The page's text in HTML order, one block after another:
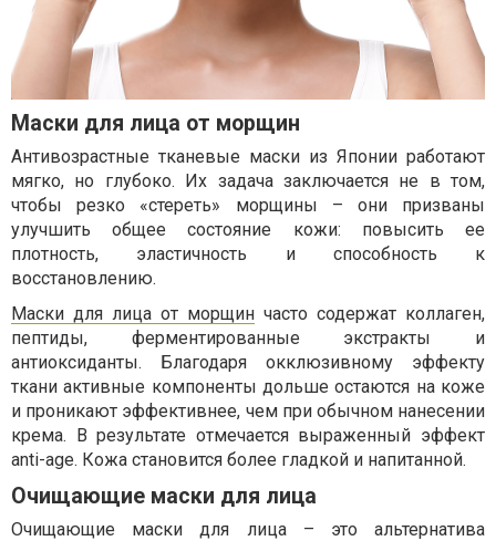
Маски для лица от морщин
Антивозрастные тканевые маски из Японии работают
мягко, но глубоко. Их задача заключается не в том,
чтобы резко «стереть» морщины – они призваны
улучшить общее состояние кожи: повысить ее
плотность, эластичность и способность к
восстановлению.
Маски для лица от морщин часто содержат коллаген,
пептиды, ферментированные экстракты и
антиоксиданты. Благодаря окклюзивному эффекту
ткани активные компоненты дольше остаются на коже
и проникают эффективнее, чем при обычном нанесении
крема. В результате отмечается выраженный эффект
anti-age. Кожа становится более гладкой и напитанной.
Очищающие маски для лица
Очищающие маски для лица – это альтернатива